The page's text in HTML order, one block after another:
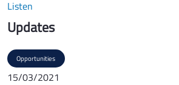
Listen
Updates
Opportunities
15/03/2021